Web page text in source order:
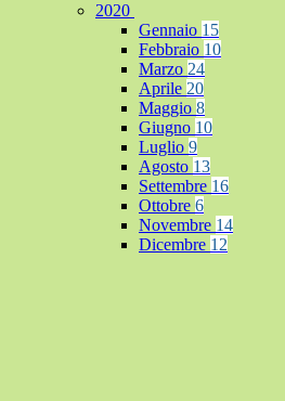
2020
Gennaio 15
Febbraio 10
Marzo 24
Aprile 20
Maggio 8
Giugno 10
Luglio 9
Agosto 13
Settembre 16
Ottobre 6
Novembre 14
Dicembre 12